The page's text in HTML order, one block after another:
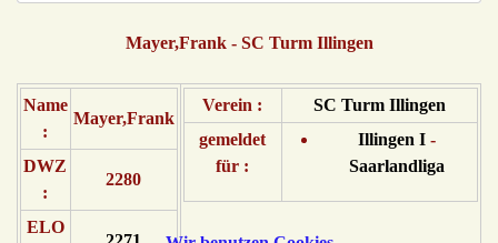
Mayer,Frank - SC Turm Illingen
Name
:
Mayer,Frank
DWZ
:
2280
ELO
Verein :
SC Turm Illingen
gemeldet
für :
Illingen I -
Saarlandliga